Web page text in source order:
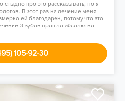
стыдно про это рассказывать, но я
В этот раз на лечение меня
ей благодарен, потому что это
3 зубов прошло абсолютно
105-92-30